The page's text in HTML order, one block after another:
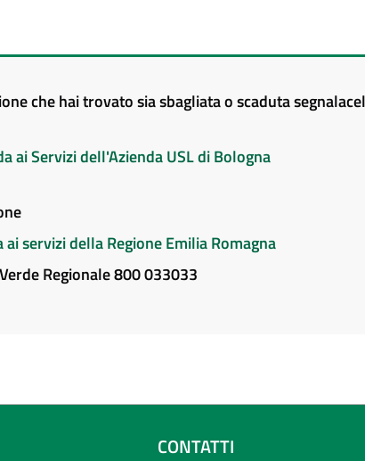
che hai trovato sia sbagliata o scaduta
ai Servizi dell'Azienda USL di Bologna
ai servizi della Regione Emilia Romagna
Regionale 800 033033
CONTATTI